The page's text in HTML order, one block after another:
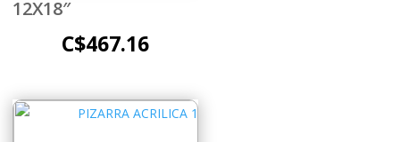
12X18″
C$467.16